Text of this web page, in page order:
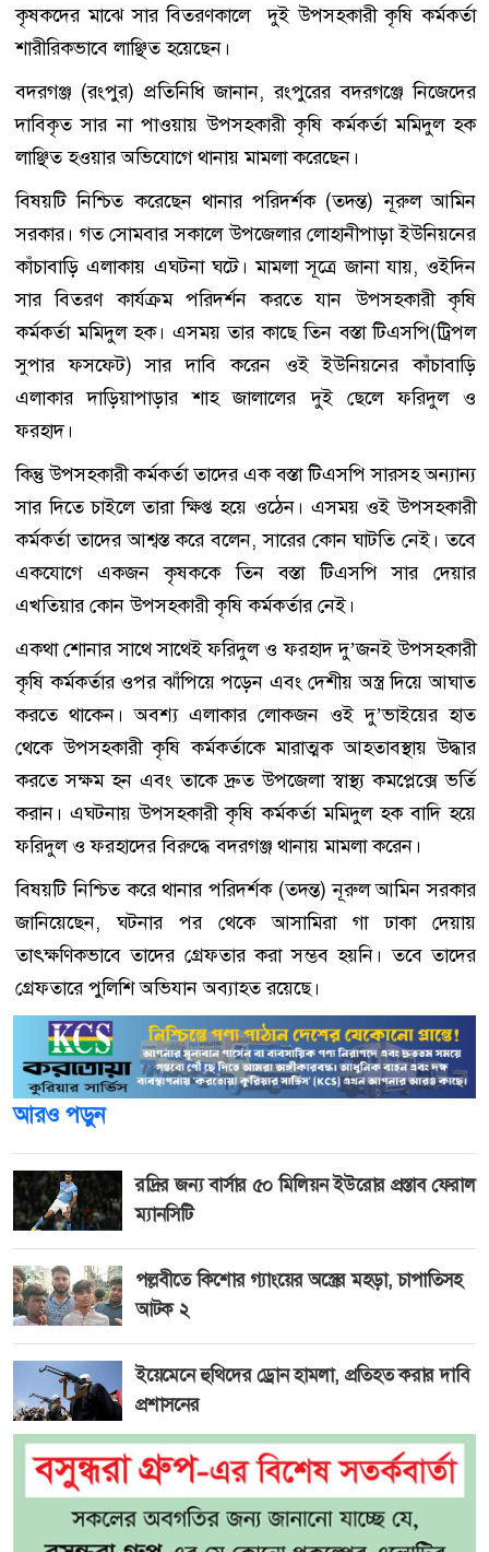
কৃষকদের মাঝে সার বিতরণকালে দুই উপসহকারী কৃষি কর্মকর্তা
শারীরিকভাবে লাঞ্ছিত হয়েছেন।
বদরগঞ্জ (রংপুর) প্রতিনিধি জানান, রংপুরের বদরগঞ্জে নিজেদের
দাবিকৃত সার না পাওয়ায় উপসহকারী কৃষি কর্মকর্তা মমিদুল হক
লাঞ্ছিত হওয়ার অভিযোগে থানায় মামলা করেছেন।
বিষয়টি নিশ্চিত করেছেন থানার পরিদর্শক (তদন্ত) নূরুল আমিন
সরকার। গত সোমবার সকালে উপজেলার লোহানীপাড়া ইউনিয়নের
কাঁচাবাড়ি এলাকায় এঘটনা ঘটে। মামলা সূত্রে জানা যায়, ওইদিন
সার বিতরণ কার্যক্রম পরিদর্শন করতে যান উপসহকারী কৃষি
কর্মকর্তা মমিদুল হক। এসময় তার কাছে তিন বস্তা টিএসপি(ট্রিপল
সুপার ফসফেট) সার দাবি করেন ওই ইউনিয়নের কাঁচাবাড়ি
এলাকার দাড়িয়াপাড়ার শাহ জালালের দুই ছেলে ফরিদুল ও
ফরহাদ।
কিন্তু উপসহকারী কর্মকর্তা তাদের এক বস্তা টিএসপি সারসহ অন্যান্য
সার দিতে চাইলে তারা ক্ষিপ্ত হয়ে ওঠেন। এসময় ওই উপসহকারী
কর্মকর্তা তাদের আশ্বস্ত করে বলেন, সারের কোন ঘাটতি নেই। তবে
একযোগে একজন কৃষককে তিন বস্তা টিএসপি সার দেয়ার
এখতিয়ার কোন উপসহকারী কৃষি কর্মকর্তার নেই।
একথা শোনার সাথে সাথেই ফরিদুল ও ফরহাদ দু’জনই উপসহকারী
কৃষি কর্মকর্তার ওপর ঝাঁপিয়ে পড়েন এবং দেশীয় অস্ত্র দিয়ে আঘাত
করতে থাকেন। অবশ্য এলাকার লোকজন ওই দু’ভাইয়ের হাত
থেকে উপসহকারী কৃষি কর্মকর্তাকে মারাত্মক আহতাবস্থায় উদ্ধার
করতে সক্ষম হন এবং তাকে দ্রুত উপজেলা স্বাস্থ্য কমপ্লেক্সে ভর্তি
করান। এঘটনায় উপসহকারী কৃষি কর্মকর্তা মমিদুল হক বাদি হয়ে
ফরিদুল ও ফরহাদের বিরুদ্ধে বদরগঞ্জ থানায় মামলা করেন।
বিষয়টি নিশ্চিত করে থানার পরিদর্শক (তদন্ত) নূরুল আমিন সরকার
জানিয়েছেন, ঘটনার পর থেকে আসামিরা গা ঢাকা দেয়ায়
তাৎক্ষণিকভাবে তাদের গ্রেফতার করা সম্ভব হয়নি। তবে তাদের
গ্রেফতারে পুলিশি অভিযান অব্যাহত রয়েছে।
আরও পড়ুন
রদ্রির জন্য বার্সার ৫০ মিলিয়ন ইউরোর প্রস্তাব ফেরাল
ম্যানসিটি
পল্লবীতে কিশোর গ্যাংয়ের অস্ত্রের মহড়া, চাপাতিসহ
আটক ২
ইয়েমেনে হুথিদের ড্রোন হামলা, প্রতিহত করার দাবি
প্রশাসনের